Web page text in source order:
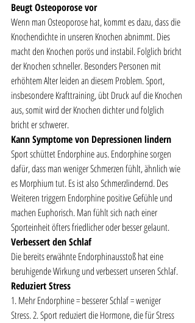
Beugt Osteoporose vor
Wenn man Osteoporose hat, kommt es dazu, dass die
Knochendichte in unseren Knochen abnimmt. Dies
macht den Knochen porös und instabil. Folglich bricht
der Knochen schneller. Besonders Personen mit
erhöhtem Alter leiden an diesem Problem. Sport,
insbesondere Krafttraining, übt Druck auf die Knochen
aus, somit wird der Knochen dichter und folglich
bricht er schwerer.
Kann Symptome von Depressionen lindern
Sport schüttet Endorphine aus. Endorphine sorgen
dafür, dass man weniger Schmerzen fühlt, ähnlich wie
es Morphium tut. Es ist also Schmerzlindernd. Des
Weiteren triggern Endorphine positive Gefühle und
machen Euphorisch. Man fühlt sich nach einer
Sporteinheit öfters friedlicher oder besser gelaunt.
Verbessert den Schlaf
Die bereits erwähnte Endorphinausstoß hat eine
beruhigende Wirkung und verbessert unseren Schlaf.
Reduziert Stress
1. Mehr Endorphine = besserer Schlaf = weniger
Stress. 2. Sport reduziert die Hormone, die für Stress